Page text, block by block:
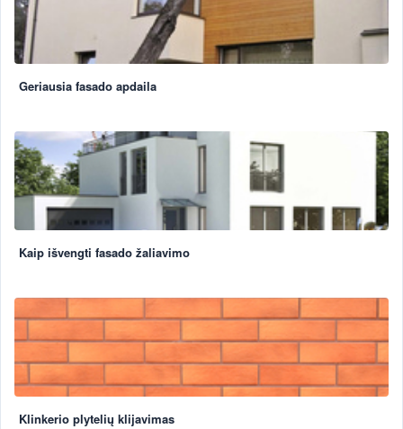
Geriausia fasado apdaila
Kaip išvengti fasado žaliavimo
Klinkerio plytelių klijavimas